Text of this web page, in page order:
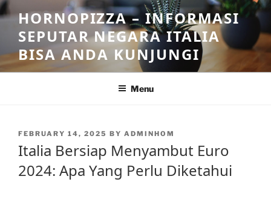
Skip
to
content
HORNOPIZZA – INFORMASI
SEPUTAR NEGARA ITALIA
BISA ANDA KUNJUNGI
Menu
POSTED
FEBRUARY 14, 2025 BY ADMINHOM
Italia Bersiap Menyambut Euro
2024: Apa Yang Perlu Diketahui